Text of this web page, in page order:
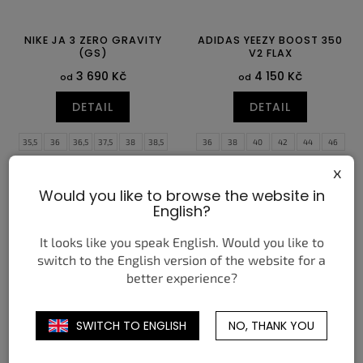
NIKE JA 3 ZERO GRAVITY
(GS)
od 3 690 Kč
DETAIL
35,5 36 36,5 37,5 38
38,5
ADIDAS YEEZY BOOST 350
V2 FLAX
od 4 150 Kč
DETAIL
36 38 40 42 44 46
JORDAN 4 RETRO TORO
NIKE JA 3 LET ME BE JA
Would you like to browse the website in
English?
x
It looks like you speak English. Would you like to
switch to the English version of the website for a
better experience?
SWITCH TO ENGLISH NO, THANK YOU